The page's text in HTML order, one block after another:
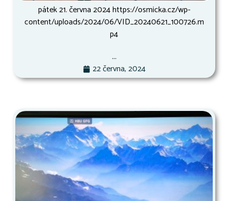
pátek 21. června 2024 https://osmicka.cz/wp-
content/uploads/2024/06/VID_20240621_100726.m
p4
...
22 června, 2024